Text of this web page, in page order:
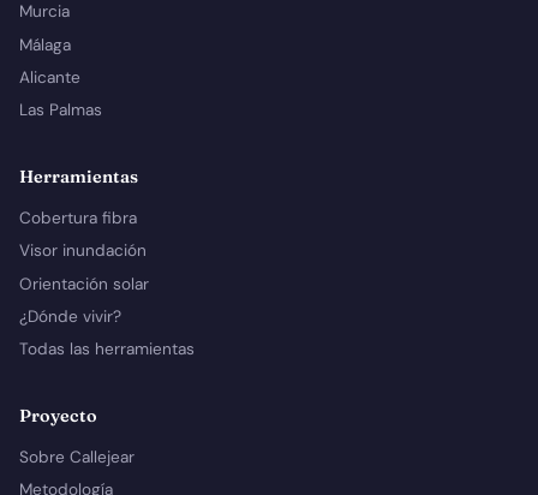
Murcia
Málaga
Alicante
Las Palmas
Herramientas
Cobertura fibra
Visor inundación
Orientación solar
¿Dónde vivir?
Todas las herramientas
Proyecto
Sobre Callejear
Metodología